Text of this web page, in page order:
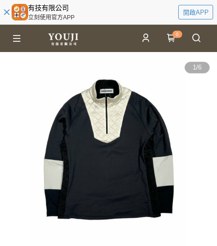
有技有限公司
立刻使用官方APP
開啟APP
0
1/6